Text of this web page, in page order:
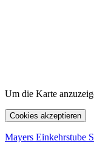
Um die Karte
Cookies akzeptieren
Mayers Einkehrstube